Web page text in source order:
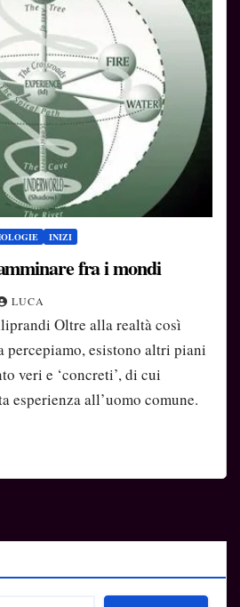
INIZI
fra i mondi
LUCA
Oltre alla realtà così
percepiamo, esistono altri piani
veri e ‘concreti’, di cui
esperienza all’uomo comune.